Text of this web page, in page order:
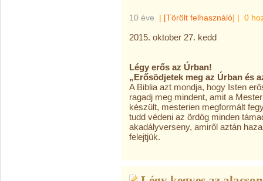
10 éve | [Törölt felhasználó] | 0
2015. oktober 27. kedd
Légy erős az Úrban!
„Erősödjetek meg az Úrban és
A Biblia azt mondja, hogy Isten
ragadj meg mindent, amit a
készült, mesterien megformált
tudd védeni az ördög minden
akadályverseny, amiről aztán
felejtjük.